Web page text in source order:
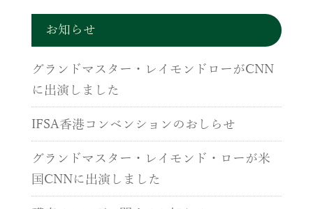
お知らせ
グランドマスター・レイモンドローがCNN
に出演しました
IFSA香港コンベンションのおしらせ
グランドマスター・レイモンド・ローが米
国CNNに出演しました